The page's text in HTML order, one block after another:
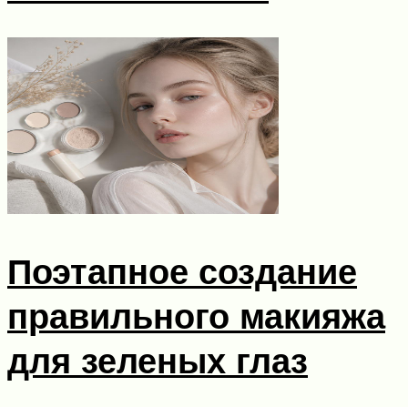
Поэтапное создание
правильного макияжа
для зеленых глаз